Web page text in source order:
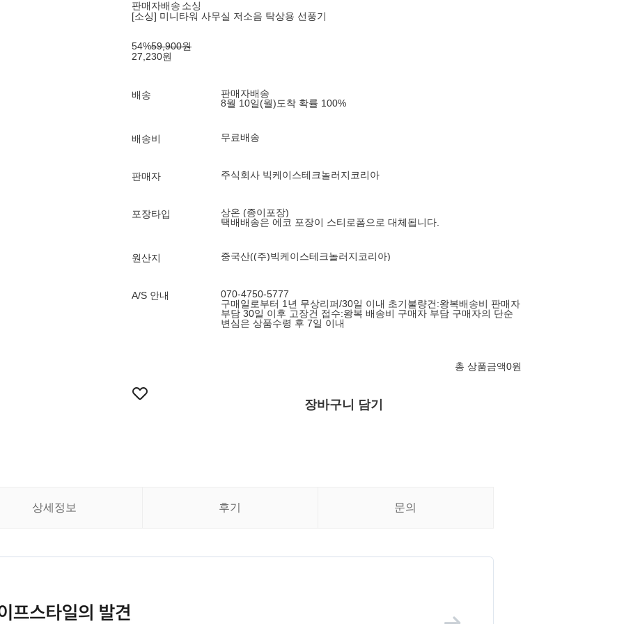
판매자배송 소싱
[소싱] 미니타워 사무실 저소음 탁상용 선풍기
54%59,900원
27,230원
배송
판매자배송
8월 10일(월)도착 확률 100%
배송비 무료배송
판매자 주식회사 빅케이스테크놀러지코리아
포장타입
상온 (종이포장)
택배배송은 에코 포장이 스티로폼으로 대체됩니다.
원산지 중국산((주)빅케이스테크놀러지코리아)
A/S 안내
070-4750-5777
구매일로부터 1년 무상리퍼/30일 이내 초기불량건:왕복배송비 판매자
부담 30일 이후 고장건 접수:왕복 배송비 구매자 부담 구매자의 단순
변심은 상품수령 후 7일 이내
총 상품금액0원
장바구니 담기
상세정보 후기 문의